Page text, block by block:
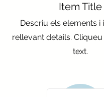
Item Title
Descriu els elements i
rellevant details.
text.